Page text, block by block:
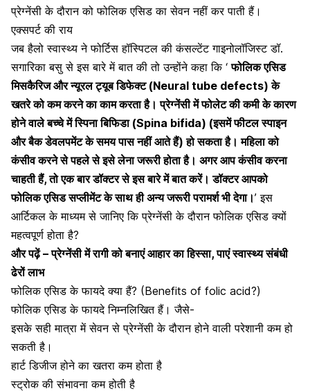
प्रेग्नेंसी के दौरान को फोलिक एसिड का सेवन नहीं कर पाती हैं।
एक्सपर्ट की राय
जब हैलो स्वास्थ्य ने फोर्टिस हॉस्पिटल की कंसल्टेंट गाइनोलॉजिस्‍ट डॉ.
सगारिका बसु से इस बारे में बात की तो उन्होंने कहा कि ‘फोलिक एसिड
मिसकैरिज और न्यूरल ट्यूब डिफेक्ट (Neural tube defects) के
खतरे को कम करने का काम करता है। प्रेग्नेंसी में फोलेट की कमी के कारण
होने वाले बच्चे में स्पिना बिफिडा (Spina bifida) (इसमें फीटल स्पाइन
और बैक डेवलपमेंट के समय पास नहीं आते हैं) हो सकता है। महिला को
कंसीव करने से पहले से इसे लेना जरूरी होता है। अगर आप कंसीव करना
चाहती हैं, तो एक बार डॉक्टर से इस बारे में बात करें। डॉक्टर आपको
फोलिक एसिड सप्लीमेंट के साथ ही अन्य जरूरी परामर्श भी देगा।’ इस
आर्टिकल के माध्यम से जानिए कि प्रेग्नेंसी के दौरान फोलिक एसिड क्यों
महत्वपूर्ण होता है?
और पढ़ें –प्रेग्नेंसी में रागी को बनाएं आहार का हिस्सा, पाएं स्वास्थ्य संबंधी
ढेरों लाभ
फोलिक एसिड के फायदे क्या हैं? (Benefits of folic acid?)
फोलिक एसिड के फायदे निम्नलिखित हैं। जैसे-
इसके सही मात्रा में सेवन सेप्रेग्नेंसी के दौरान होने वाली परेशानी कम हो
सकती है।
हार्ट डिजीजहोने का खतरा कम होता है
स्ट्रोक की संभावना कम होती है